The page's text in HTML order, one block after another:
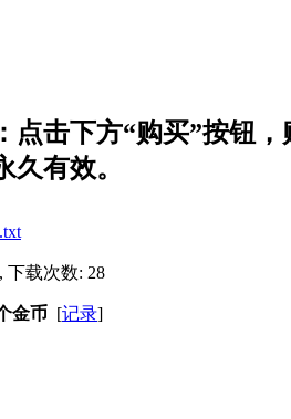
点击下方“购买”按钮
久有效。
下载次数: 28
金币 [记录]